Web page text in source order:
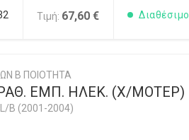
Τιμή: 67,60 € Διαθέσιμο
Β ΠΟΙΟΤΗΤΑ
ΕΜΠ. ΗΛΕΚ. (Χ/ΜΟΤΕΡ)
B (2001-2004)